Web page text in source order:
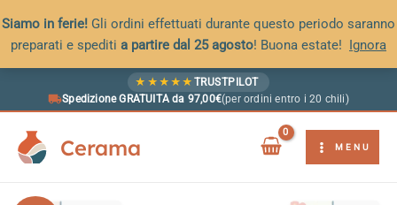
Siamo in ferie! Gli ordini effettuati durante questo periodo saranno
preparati e spediti a partire dal 25 agosto! Buona estate! Ignora
★ ★ ★ ★ ★ TRUSTPILOT
Spedizione GRATUITA da 97,00€(per ordini entro i 20 chili)
Cerama MENU